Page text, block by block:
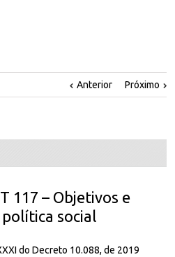
Anterior Próximo
117 – Objetivos e
social
do Decreto 10.088, de 2019